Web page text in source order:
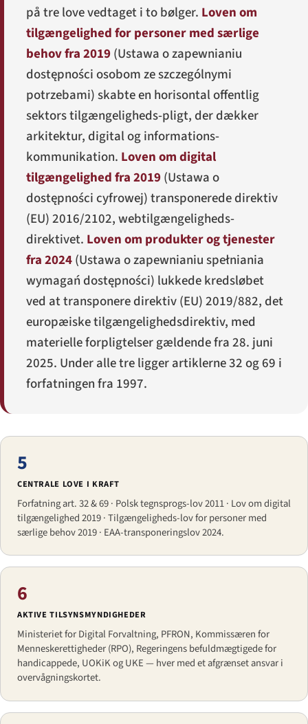
på tre love vedtaget i to bølger. Loven om
tilgængelighed for personer med særlige
behov fra 2019(Ustawa o zapewnianiu
dostępności osobom ze szczególnymi
potrzebami) skabte en horisontal offentlig
sektors tilgængeligheds-pligt, der dækker
arkitektur, digital og informations-
kommunikation. Loven om digital
tilgængelighed fra 2019(Ustawa o
dostępności cyfrowej) transponerede direktiv
(EU) 2016/2102, webtilgængeligheds-
direktivet. Loven om produkter og tjenester
fra 2024(Ustawa o zapewnianiu spełniania
wymagań dostępności) lukkede kredsløbet
ved at transponere direktiv (EU) 2019/882, det
europæiske tilgængelighedsdirektiv, med
materielle forpligtelser gældende fra 28. juni
2025. Under alle tre ligger artiklerne 32 og 69 i
forfatningen fra 1997.
5
CENTRALE LOVE I KRAFT
Forfatning art. 32 & 69 · Polsk tegnsprogs-lov 2011 · Lov om digital
tilgængelighed 2019 · Tilgængeligheds-lov for personer med
særlige behov 2019 · EAA-transponeringslov 2024.
6
AKTIVE TILSYNSMYNDIGHEDER
Ministeriet for Digital Forvaltning, PFRON, Kommissæren for
Menneskerettigheder (RPO), Regeringens befuldmægtigede for
handicappede, UOKiK og UKE — hver med et afgrænset ansvar i
overvågningskortet.